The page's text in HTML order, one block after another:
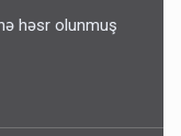
həsr olunmuş